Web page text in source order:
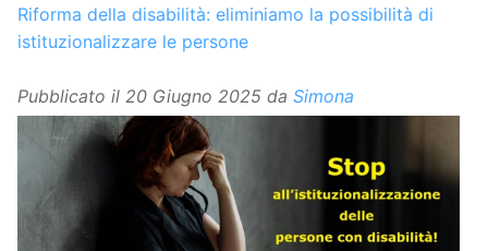
Riforma della disabilità: eliminiamo la possibilità di
istituzionalizzare le persone
Pubblicato il 20 Giugno 2025 da Simona